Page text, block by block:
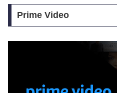
Prime Video